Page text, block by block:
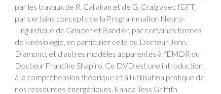
par les travaux de R. Callahan et de G. Craig avec l'EFT,
par certains concepts de la Programmation Neuro-
Linguistique de Grinder et Bandler, par certaines formes
de kinésiologie, en particulier celle du Docteur John.
Diamond, et d'autres modèles apparentés à l'EMDR du
Docteur Francine Shapiro. Ce DVD est une introduction
à la compréhension théorique et à l'utilisation pratique de
nos ressources énergétiques. Ennea Tess Griffith